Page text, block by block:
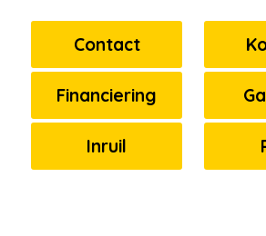
Contact
Financiering
Inruil